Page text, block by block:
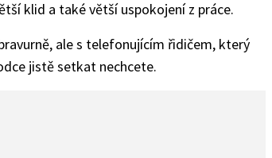
klid a také větší uspokojení z práce.
ale s telefonujícím řidičem, který
jistě setkat nechcete.